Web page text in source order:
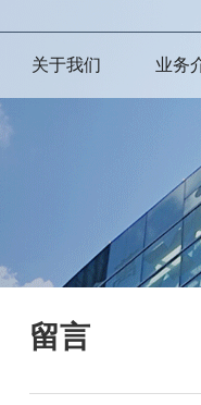
关于我们 业务
留言